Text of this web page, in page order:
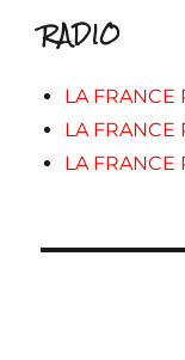
RADIO
LA FRANCE
LA FRANCE
LA